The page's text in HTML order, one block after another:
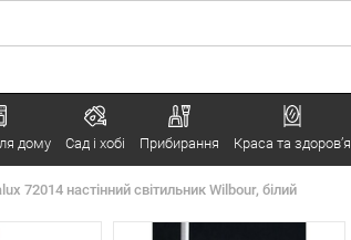
дому Сад і хобі Прибирання Краса та здоров’я
72014 настінний світильник Wilbour, білий